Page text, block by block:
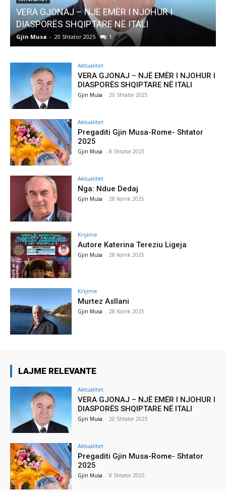
I NJOHUR I
NË ITALI
AKTUALITET
Pregaditi Gjin Musa-Rome-
Gjin Musa
Aktualitet
VERA GJONAJ – NJË EMËR I NJOHUR I
DIASPORËS SHQIPTARE NË ITALI
Gjin Musa - 20 Shtator 2025
Aktualitet
Pregaditi Gjin Musa-Rome- Shtator
2025
Gjin Musa - 8 Shtator 2025
Aktualitet
Nga: Ndue Dedaj
Gjin Musa - 28 Korrik 2025
Krijime
Autore Katerina Tereziu Ligeja
Gjin Musa - 28 Korrik 2025
Krijime
Murtez Asllani
Gjin Musa - 28 Korrik 2025
LAJME RELEVANTE
Aktualitet
VERA GJONAJ – NJË EMËR I NJOHUR I
DIASPORËS SHQIPTARE NË ITALI
Gjin Musa - 20 Shtator 2025
Aktualitet
Pregaditi Gjin Musa-Rome- Shtator
2025
Gjin Musa - 8 Shtator 2025